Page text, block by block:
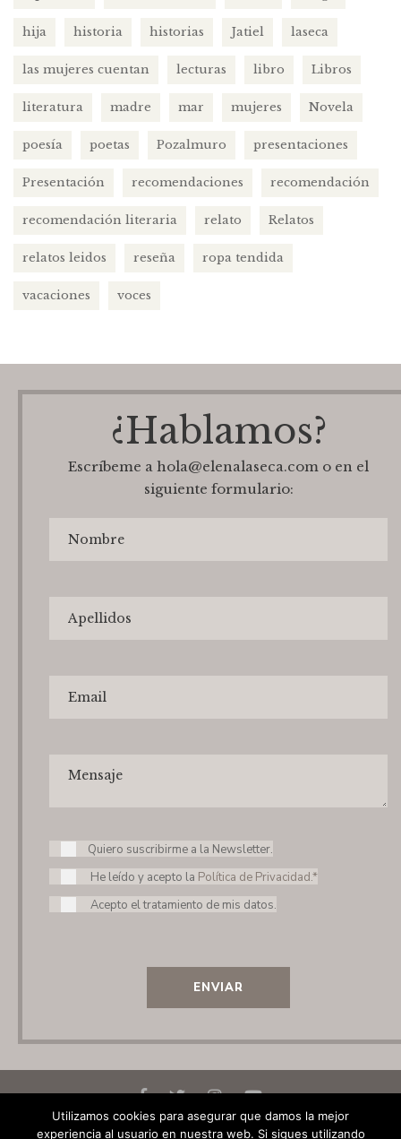
hija historia historias Jatiel laseca
las mujeres cuentan lecturas libro Libros
literatura madre mar mujeres Novela
poesía poetas Pozalmuro presentaciones
Presentación recomendaciones recomendación
recomendación literaria relato Relatos
relatos leidos reseña ropa tendida
vacaciones voces
¿Hablamos?
Escríbeme a hola@elenalaseca.com o en el
siguiente formulario:
Quiero suscribirme a la Newsletter.
He leído y acepto la Política de Privacidad.*
Acepto el tratamiento de mis datos.
ENVIAR
Utilizamos cookies para asegurar que damos la mejor
experiencia al usuario en nuestra web. Si sigues utilizando